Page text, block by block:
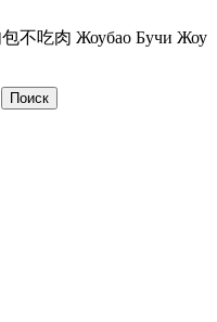
不吃肉 Жоубао Бучи Жоу